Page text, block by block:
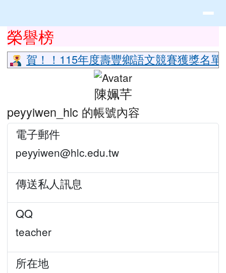
上中區域內容
榮譽榜
賀！！115年度壽豐鄉語文競賽獲獎名
陳姵芊
peyyiwen_hlc 的帳號內容
電子郵件
peyyiwen@hlc.edu.tw
傳送私人訊息
QQ
teacher
所在地
頁尾區域